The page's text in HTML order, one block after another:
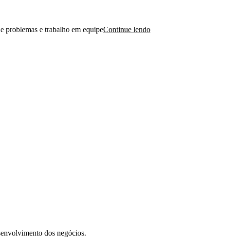
problemas e trabalho em equipeContinue lendo
dos negócios.